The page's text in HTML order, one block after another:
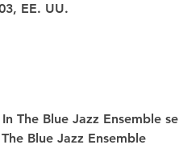
EE. UU.
The Blue Jazz Ensemble se
Blue Jazz Ensemble